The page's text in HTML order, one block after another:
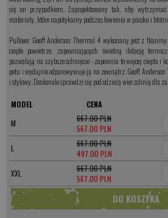
się on przypadkiem. Zaprojektowany tak, aby
materiały, które napotykamy podczas łowienia w piasku i
Pullover Geoff Anderson Thermal 4 wykonany jest z
ciepłe powietrze, zapewniających świetną ilolację
pozwalają na szybsze schnięcie - zapewnia to więcej ciepła i
potu i wydajnie odparowywuje ją na zewnątrz. Geoff
i stylowy. Doskonale sprawdzi się pod odzieżą wierzchnią dla
MODEL
CENA
M
667.00 PLN
567.00 PLN
L
667.00 PLN
497.00 PLN
XXL
667.00 PLN
567.00 PLN